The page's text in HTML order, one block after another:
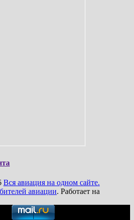
Вся авиация на одном сайте.
авиации. Работает на